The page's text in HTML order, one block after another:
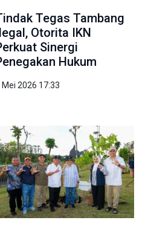
Tegas Tambang
Otorita IKN
Sinergi
Hukum
Mei 2026 17:33